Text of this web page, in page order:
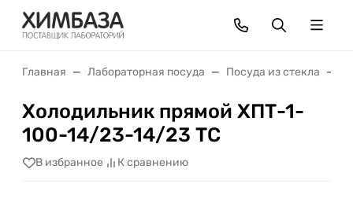
Главная Лабораторная посуда Посуда из стекла
Холодильник прямой ХПТ-1-
100-14/23-14/23 ТС
В избранное К сравнению